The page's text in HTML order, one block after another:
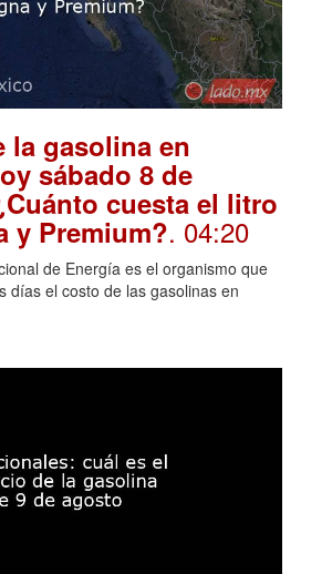
la gasolina en
sábado 8 de
cuesta el litro
y Premium?. 04:20
de Energía es el organismo que
días el costo de las gasolinas en